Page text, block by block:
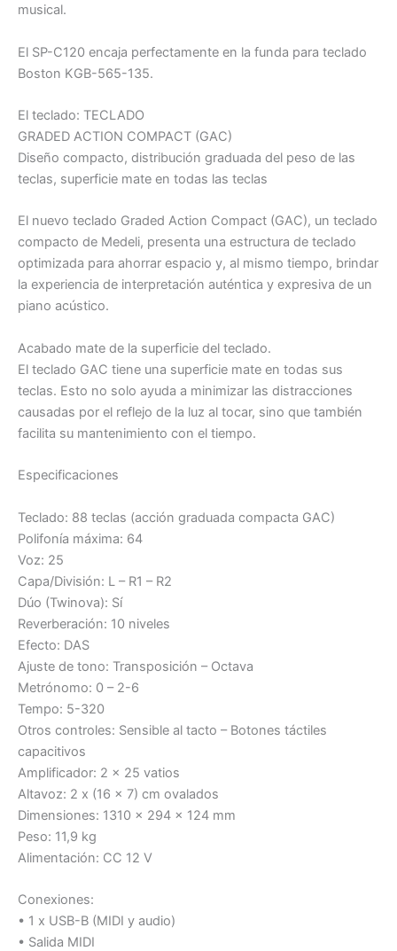
musical.
El SP-C120 encaja perfectamente en la funda para teclado
Boston KGB-565-135.
El teclado: TECLADO
GRADED ACTION COMPACT (GAC)
Diseño compacto, distribución graduada del peso de las
teclas, superficie mate en todas las teclas
El nuevo teclado Graded Action Compact (GAC), un teclado
compacto de Medeli, presenta una estructura de teclado
optimizada para ahorrar espacio y, al mismo tiempo, brindar
la experiencia de interpretación auténtica y expresiva de un
piano acústico.
Acabado mate de la superficie del teclado.
El teclado GAC tiene una superficie mate en todas sus
teclas. Esto no solo ayuda a minimizar las distracciones
causadas por el reflejo de la luz al tocar, sino que también
facilita su mantenimiento con el tiempo.
Especificaciones
Teclado: 88 teclas (acción graduada compacta GAC)
Polifonía máxima: 64
Voz: 25
Capa/División: L – R1 – R2
Dúo (Twinova): Sí
Reverberación: 10 niveles
Efecto: DAS
Ajuste de tono: Transposición – Octava
Metrónomo: 0 – 2-6
Tempo: 5-320
Otros controles: Sensible al tacto – Botones táctiles
capacitivos
Amplificador: 2 x 25 vatios
Altavoz: 2 x (16 x 7) cm ovalados
Dimensiones: 1310 x 294 x 124 mm
Peso: 11,9 kg
Alimentación: CC 12 V
Conexiones:
• 1 x USB-B (MIDI y audio)
• Salida MIDI